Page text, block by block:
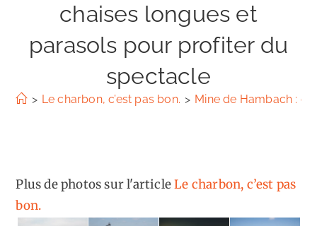
chaises longues et
parasols pour profiter du
spectacle
> Le charbon, c’est pas bon. > Mine de Hambach :
Plus de photos sur l'articleLe charbon, c’est pas
bon.